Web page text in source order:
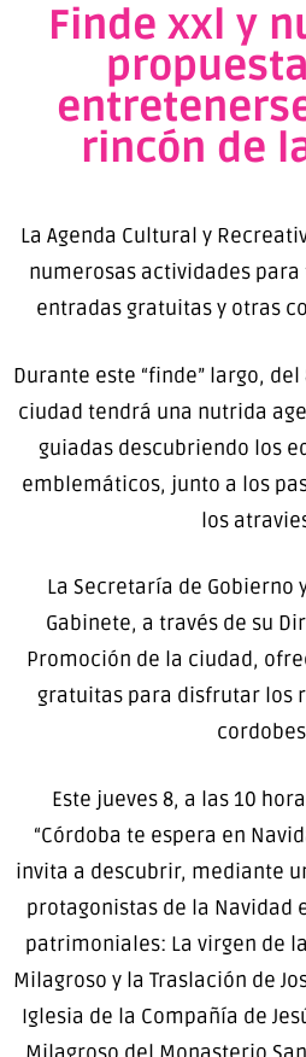
Finde xxl y
rincón de
La Agenda Cultural y
numerosas actividades para
entradas gratuitas y otras
Durante este “finde” largo,
ciudad tendrá una nutrida
guiadas descubriendo los
emblemáticos, junto a los
los
La Secretaría de Gobierno
Gabinete, a través de su
Promoción de la ciudad,
gratuitas para disfrutar los
Este jueves 8, a las 10
“Córdoba te espera en
invita a descubrir, mediante
protagonistas de la Navidad
patrimoniales: La virgen de
Milagroso y la Traslación de
Iglesia de la Compañía de